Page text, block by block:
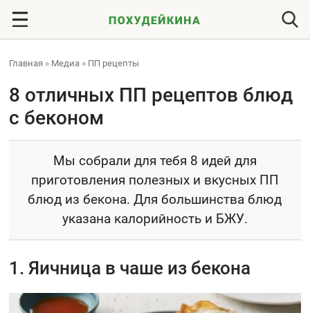
Главная » Медиа » ПП рецепты
8 отличных ПП рецептов блюд
с беконом
Мы собрали для тебя 8 идей для
приготовления полезных и вкусных ПП
блюд из бекона. Для большинства блюд
указана калорийность и БЖУ.
1. Яичница в чаше из бекона